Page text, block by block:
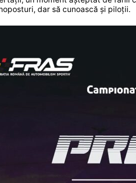
dar să cunoască și piloții.